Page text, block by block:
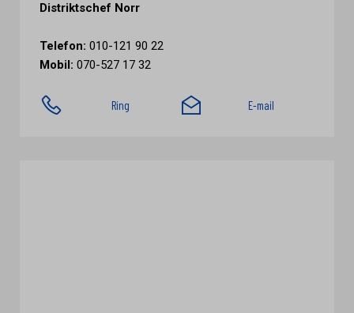
Distriktschef Norr
Telefon: 010-121 90 22
Mobil: 070-527 17 32
Ring E-mail